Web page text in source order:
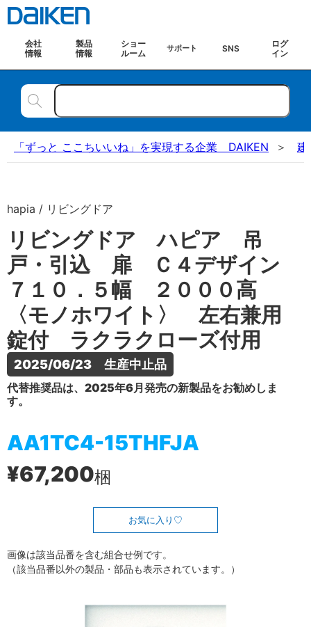
会社
情報
製品
情報
ショー
ルーム
サポート SNS
ログ
イン
「ずっと ここちいいね」を実現する企業 DAIKEN 建
hapia / リビングドア
リビングドア ハピア 吊
戸・引込 扉 Ｃ４デザイン
７１０．５幅 ２０００高
〈モノホワイト〉 左右兼用
錠付 ラクラクローズ付用
2025/06/23　生産中止品
代替推奨品は、2025年6月発売の新製品をお勧めしま
す。
AA1TC4-15THFJA
¥67,200梱
お気に入り
画像は該当品番を含む組合せ例です。
（該当品番以外の製品・部品も表示されています。）